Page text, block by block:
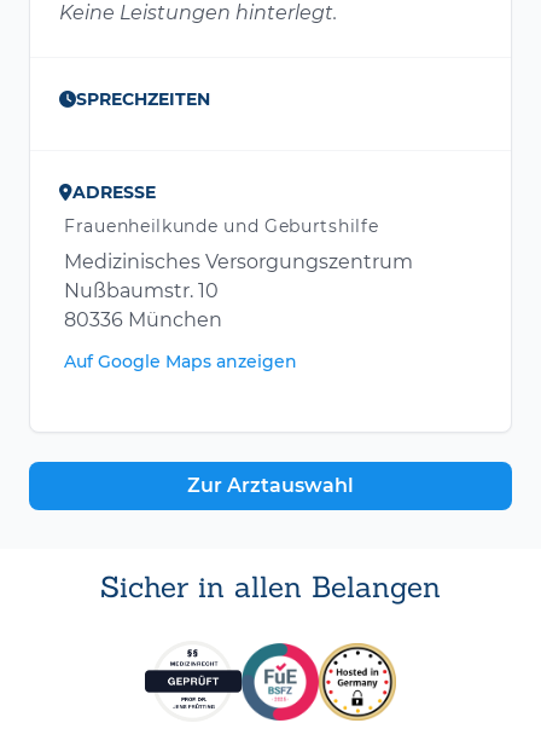
Keine Leistungen hinterlegt.
SPRECHZEITEN
ADRESSE
Frauenheilkunde und Geburtshilfe
Medizinisches Versorgungszentrum
Nußbaumstr. 10
80336 München
Auf Google Maps anzeigen
Zur Arztauswahl
Sicher in allen Belangen